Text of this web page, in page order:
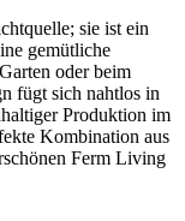
sie ist ein
gemütliche
oder beim
fügt sich nahtlos in
Produktion im
Kombination aus
Ferm Living